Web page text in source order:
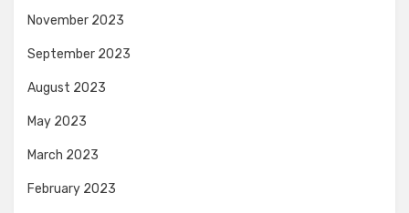
November 2023
September 2023
August 2023
May 2023
March 2023
February 2023